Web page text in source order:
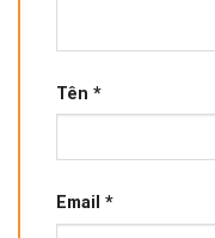
Tên *
Email *